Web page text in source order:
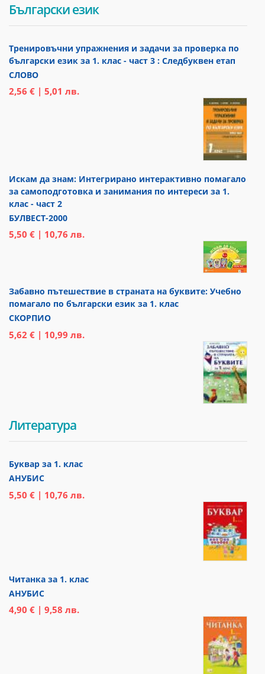
Български език
Тренировъчни упражнения и задачи за проверка по
български език за 1. клас - част 3 : Следбуквен етап
СЛОВО
2,56 € | 5,01 лв.
Искам да знам: Интегрирано интерактивно помагало
за самоподготовка и занимания по интереси за 1.
клас - част 2
БУЛВЕСТ-2000
5,50 € | 10,76 лв.
Забавно пътешествие в страната на буквите: Учебно
помагало по български език за 1. клас
СКОРПИО
5,62 € | 10,99 лв.
Литература
Буквар за 1. клас
АНУБИС
5,50 € | 10,76 лв.
Читанка за 1. клас
АНУБИС
4,90 € | 9,58 лв.